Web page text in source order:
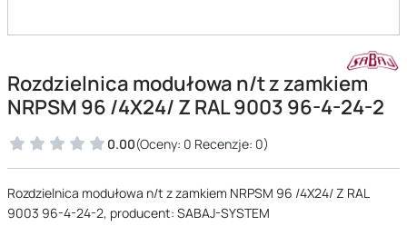
Rozdzielnica modułowa n/t z zamkiem
NRPSM 96 /4X24/ Z RAL 9003 96-4-24-2
0.00(Oceny: 0 Recenzje: 0)
Rozdzielnica modułowa n/t z zamkiem NRPSM 96 /4X24/ Z RAL
9003 96-4-24-2, producent: SABAJ-SYSTEM